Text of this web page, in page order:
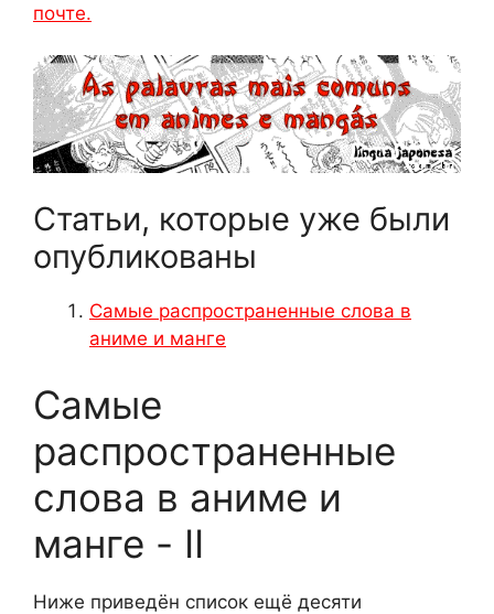
почте.
Статьи, которые уже были
опубликованы
Самые распространенные слова в
аниме и манге
Самые
распространенные
слова в аниме и
манге - II
Ниже приведён список ещё десяти